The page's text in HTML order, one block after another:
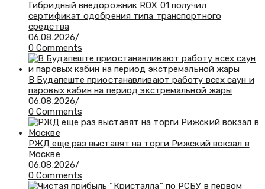
Гибридный внедорожник ROX 01 получил
сертификат одобрения типа транспортного
средства
06.08.2026/
0 Comments
В Будапеште приостанавливают работу всех саун и
паровых кабин на период экстремальной жары
06.08.2026/
0 Comments
РЖД еще раз выставят на торги Рижский вокзал в
Москве
06.08.2026/
0 Comments